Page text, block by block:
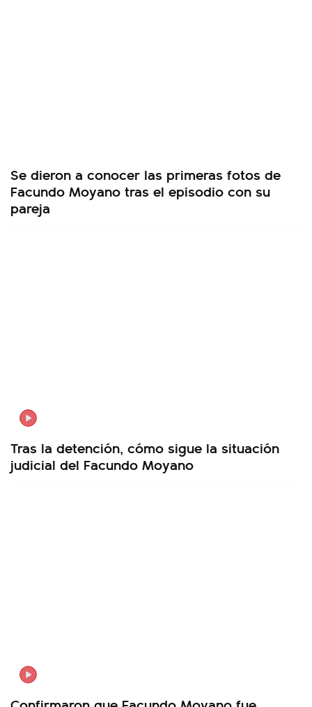
Se dieron a conocer las primeras fotos de
Facundo Moyano tras el episodio con su
pareja
Tras la detención, cómo sigue la situación
judicial del Facundo Moyano